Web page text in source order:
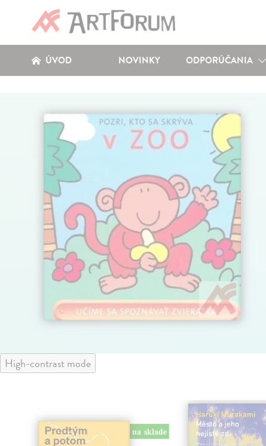
ÚVOD NOVINKY ODPORÚČANIA
High-contrast mode
na sklade